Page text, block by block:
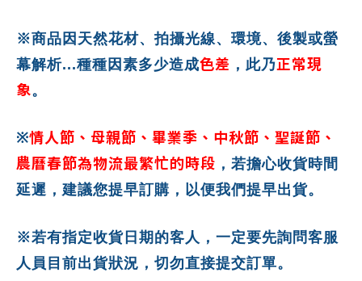
※商品因天然花材、拍攝光線、環境、後製或螢
幕解析...種種因素多少造成色差 ，此乃正常現
象。
※情人節、母親節、畢業季、中秋節、聖誕節、
農曆春節為物流最繁忙的時段 ，若擔心收貨時間
延遲，建議您提早訂購，以便我們提早出貨。
※若有指定收貨日期的客人，一定要先詢問客服
人員目前出貨狀況，切勿直接提交訂單。